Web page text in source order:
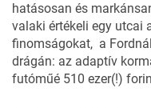
hatásosan és
valaki értékeli egy utcai
finomságokat, a
drágán: az adaptív
futóműé 510 ezer(!)